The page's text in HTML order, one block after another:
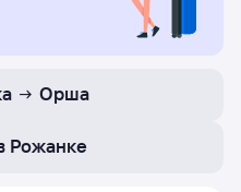
Орша
Рожанке